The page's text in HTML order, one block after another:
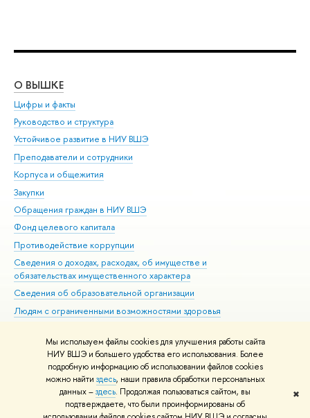
Мы используем файлы cookies для улучшения работы сайта
НИУ ВШЭ и большего удобства его использования. Более
подробную информацию об использовании файлов cookies
можно найти здесь, наши правила обработки персональных
данных –здесь. Продолжая пользоваться сайтом, вы
подтверждаете, что были проинформированы об
✖
О ВЫШКЕ
Цифры и факты
Руководство и структура
Устойчивое развитие в НИУ ВШЭ
Преподаватели и сотрудники
Корпуса и общежития
Закупки
Обращения граждан в НИУ ВШЭ
Фонд целевого капитала
Противодействие коррупции
Сведения о доходах, расходах, об имуществе и
обязательствах имущественного характера
Сведения об образовательной организации
Людям с ограниченными возможностями здоровья
Работа в Вышке